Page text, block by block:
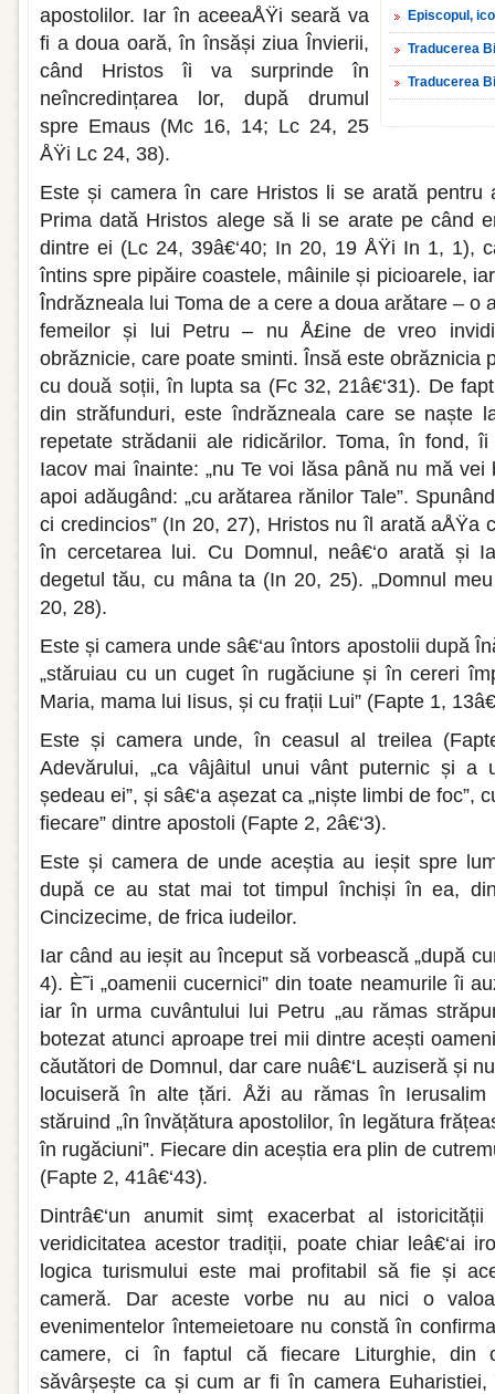
Episcopul,
Traducerea
Traducerea
apostolilor. Iar în aceeaÅŸi seară va
fi a doua oară, în însăși ziua Învierii,
când Hristos îi va surprinde în
neîncredințarea lor, după drumul
spre Emaus (Mc 16, 14; Lc 24, 25
ÅŸi Lc 24, 38).
Este și camera în care Hristos li se arată pentru
Prima dată Hristos alege să li se arate pe când
dintre ei (Lc 24, 39â€‘40; In 20, 19 ÅŸi In 1, 1),
întins spre pipăire coastele, mâinile și picioarele,
Îndrăzneala lui Toma de a cere a doua arătare – o
femeilor și lui Petru – nu Å£ine de vreo
obrăznicie, care poate sminti. Însă este obrăznicia
cu două soții, în lupta sa (Fc 32, 21â€‘31). De
din străfunduri, este îndrăzneala care se naște
repetate strădanii ale ridicărilor. Toma, în fond,
Iacov mai înainte: „nu Te voi lăsa până nu mă vei
apoi adăugând: „cu arătarea rănilor Tale”.
ci credincios” (In 20, 27), Hristos nu îl arată aÅŸa
în cercetarea lui. Cu Domnul, neâ€‘o arată și
degetul tău, cu mâna ta (In 20, 25). „Domnul
20, 28).
Este și camera unde sâ€‘au întors apostolii după
„stăruiau cu un cuget în rugăciune și în cereri
Maria, mama lui Iisus, și cu frații Lui” (Fapte 1,
Este și camera unde, în ceasul al treilea
Adevărului, „ca vâjâitul unui vânt puternic și a
ședeau ei”, și sâ€‘a așezat ca „niște limbi de foc”,
fiecare” dintre apostoli (Fapte 2, 2â€‘3).
Este și camera de unde aceștia au ieșit spre
după ce au stat mai tot timpul închiși în ea,
Cincizecime, de frica iudeilor.
Iar când au ieșit au început să vorbească „după
4). È˜i „oamenii cucernici” din toate neamurile îi
iar în urma cuvântului lui Petru „au rămas
botezat atunci aproape trei mii dintre acești
căutători de Domnul, dar care nuâ€‘L auziseră și
locuiseră în alte țări. Åži au rămas în
stăruind „în învățătura apostolilor, în legătura
în rugăciuni”. Fiecare din aceștia era plin de
(Fapte 2, 41â€‘43).
Dintrâ€‘un anumit simț exacerbat al
veridicitatea acestor tradiții, poate chiar leâ€‘ai
logica turismului este mai profitabil să fie și
cameră. Dar aceste vorbe nu au nici o
evenimentelor întemeietoare nu constă în
camere, ci în faptul că fiecare Liturghie, din
săvârșește ca și cum ar fi în camera Euharistiei,